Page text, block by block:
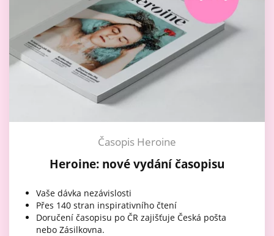
Časopis Heroine
Heroine: nové vydání časopisu
Vaše dávka nezávislosti
Přes 140 stran inspirativního čtení
Doručení časopisu po ČR zajišťuje Česká pošta
nebo Zásilkovna.